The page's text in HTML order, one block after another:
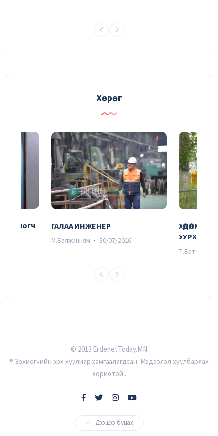
“Эрдэнэт үйлдвэр" ТӨҮГ-ын энэ оны
эхний хагас жилийн үйл ажиллагааны
тайлангийн хурал эхэллээ
29/07/2026
ШӨНИЙН ЭКСКАВАТОРЧИН
29/07/2026
СЭТГЭЛ УЯАТАЙ
Удирдах ажилтны шуурхай зөвлөгөөний
27/07/2026
Хөрөг
ГАЛАА ИНЖЕНЕР
М.Балжинням 30/07/2026
Т.Батчулуун
© 2013 ErdenetToday.MN
® Зохиогчийн эрх хуулиар хамгаалагдсан. Мэдээлэл хуулбарлах
хориотой..
Дээшээ буцах